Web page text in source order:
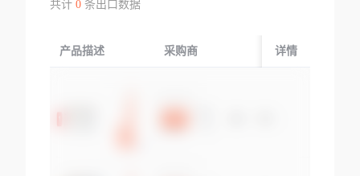
共计 0条出口数据
产品描述 采购商 起运国/地区
详情